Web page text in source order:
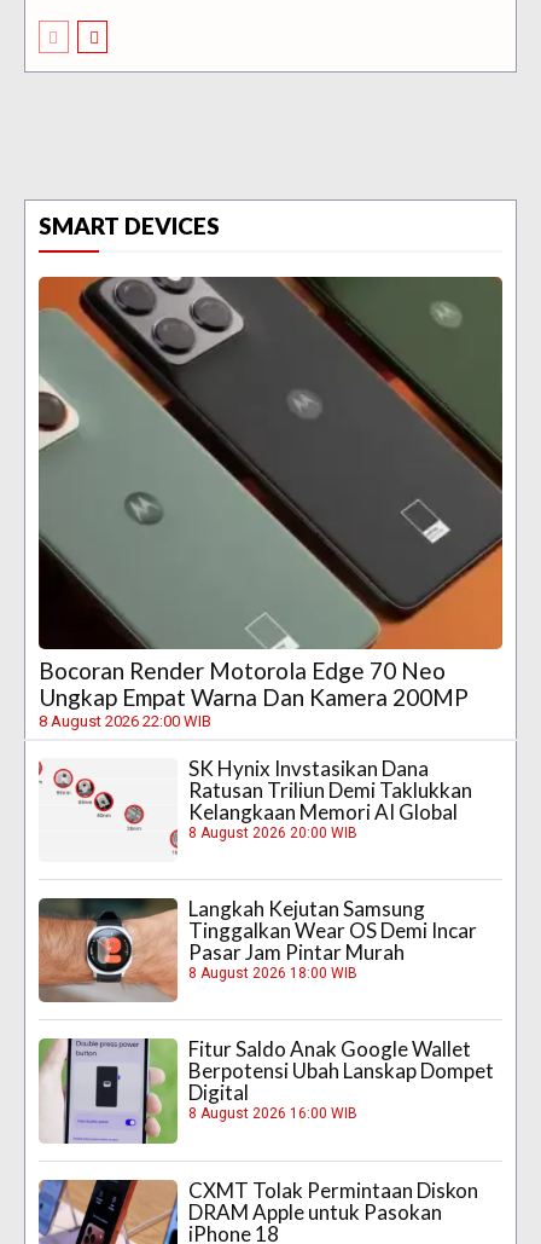
SMART DEVICES
Bocoran Render Motorola Edge 70 Neo
Ungkap Empat Warna Dan Kamera 200MP
8 August 2026 22:00 WIB
SK Hynix Invstasikan Dana
Ratusan Triliun Demi Taklukkan
Kelangkaan Memori AI Global
8 August 2026 20:00 WIB
Langkah Kejutan Samsung
Tinggalkan Wear OS Demi Incar
Pasar Jam Pintar Murah
8 August 2026 18:00 WIB
Fitur Saldo Anak Google Wallet
Berpotensi Ubah Lanskap Dompet
Digital
8 August 2026 16:00 WIB
CXMT Tolak Permintaan Diskon
DRAM Apple untuk Pasokan
iPhone 18